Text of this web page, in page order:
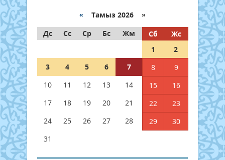
« Тамыз 2026 »
Дс
Сс Ср Бс Жм Сб
Жс
1
2
3
4 5 6 7 8
9
10
11 12 13 14 15
16
17
18 19 20 21 22
23
24
25 26 27 28 29
30
31